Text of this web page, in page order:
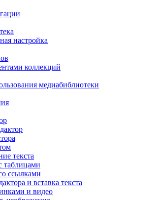
настройка
коллекций
медиабиблиотеки
текста
таблицами
ссылками
и вставка текста
и видео